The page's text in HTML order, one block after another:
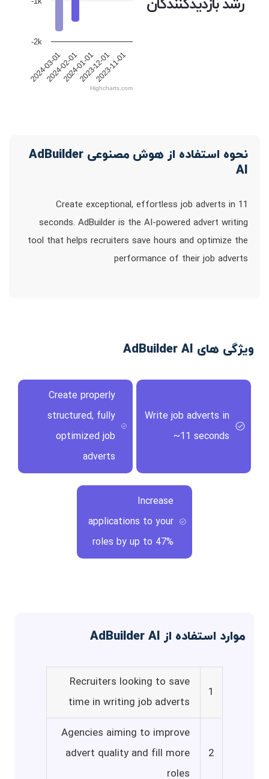
رشد بازدیدکنندگان
2024-03-01
2024-02-012024-01-012023-12-012023-11-01
-2k
Highcharts.com
نحوه استفاده از هوش مصنوعی AdBuilder
AI
Create exceptional, effortless job adverts in 11
seconds. AdBuilder is the AI-powered advert writing
tool that helps recruiters save hours and optimize the
performance of their job adverts
ویژگی های AdBuilder AI
Write job adverts in
~11 seconds
Create properly
structured, fully
optimized job
adverts
Increase
applications to your
roles by up to 47%
موارد استفاده از AdBuilder AI
1
Recruiters looking to save
time in writing job adverts
2
Agencies aiming to improve
advert quality and fill more
roles